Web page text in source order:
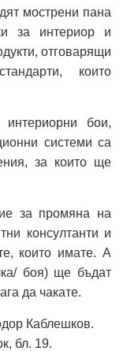
мострени пана
за интериор и
отговарящи
които
бои,
системи са
за които ще
за промяна на
консултанти и
които имате. А
боя) ще бъдат
да чакате.
Каблешков.
бл. 19.